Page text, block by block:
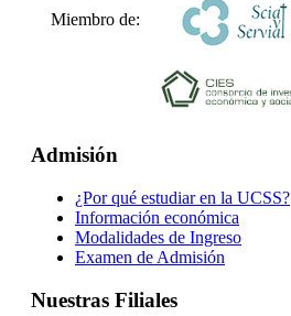
Miembro de:
Admisión
¿Por qué estudiar en la UCSS?
Información económica
Modalidades de Ingreso
Examen de Admisión
Nuestras Filiales